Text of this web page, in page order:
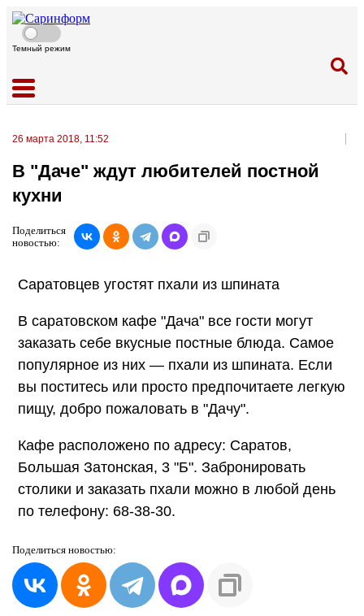
Темный режим
26 марта 2018, 11:52
В "Даче" ждут любителей постной
кухни
Поделиться
новостью:
Саратовцев угостят пхали из шпината
В саратовском кафе "Дача" все гости могут
заказать себе вкусные постные блюда. Самое
популярное из них — пхали из шпината. Если
вы поститесь или просто предпочитаете легкую
пищу, добро пожаловать в "Дачу".
Кафе расположено по адресу: Саратов,
Большая Затонская, 3 "Б". Забронировать
столики и заказать пхали можно в любой день
по телефону: 68-38-30.
Поделиться новостью: